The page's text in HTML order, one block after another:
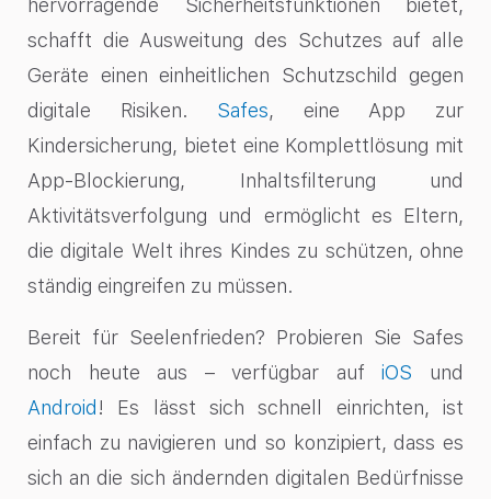
hervorragende Sicherheitsfunktionen bietet,
schafft die Ausweitung des Schutzes auf alle
Geräte einen einheitlichen Schutzschild gegen
digitale Risiken.
Safes, eine App zur
Kindersicherung, bietet eine Komplettlösung mit
App-Blockierung, Inhaltsfilterung und
Aktivitätsverfolgung und ermöglicht es Eltern,
die digitale Welt ihres Kindes zu schützen, ohne
ständig eingreifen zu müssen.
Bereit für Seelenfrieden? Probieren Sie Safes
noch heute aus – verfügbar aufiOS und
Android! Es lässt sich schnell einrichten, ist
einfach zu navigieren und so konzipiert, dass es
sich an die sich ändernden digitalen Bedürfnisse